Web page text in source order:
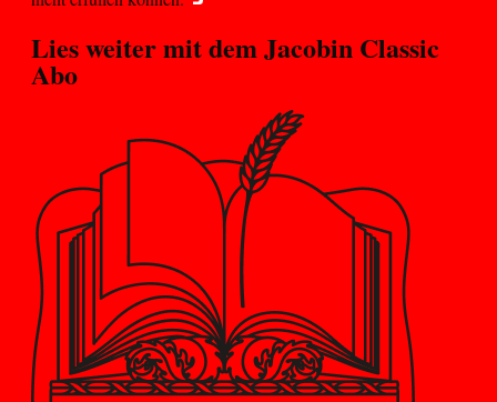
Lies weiter mit demJacobin Classic
Abo